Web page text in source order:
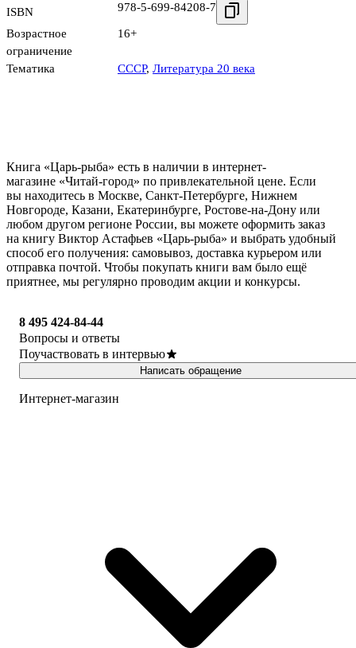
ISBN 978-5-699-84208-7
Возрастное
ограничение
16+
Тематика СССР, Литература 20 века
Книга «Царь-рыба» есть в наличии в интернет-
магазине «Читай-город» по привлекательной цене. Если
вы находитесь в Москве, Санкт-Петербурге, Нижнем
Новгороде, Казани, Екатеринбурге, Ростове-на-Дону или
любом другом регионе России, вы можете оформить заказ
на книгу Виктор Астафьев «Царь-рыба» и выбрать удобный
способ его получения: самовывоз, доставка курьером или
отправка почтой. Чтобы покупать книги вам было ещё
приятнее, мы регулярно проводим акции и конкурсы.
8 495 424-84-44
Вопросы и ответы
Поучаствовать в интервью
Написать обращение
Интернет-магазин